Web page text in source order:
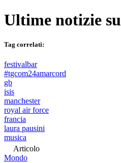
Ultime notizie su
Tag correlati:
festivalbar
#tgcom24amarcord
gb
isis
manchester
royal air force
francia
laura pausini
musica
Articolo
Mondo